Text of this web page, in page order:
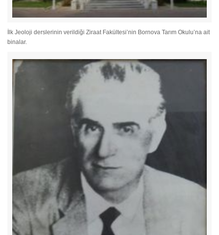
İlk Jeoloji derslerinin verildiği Ziraat Fakültesi’nin Bornova Tarım Okulu’na ait
binalar.